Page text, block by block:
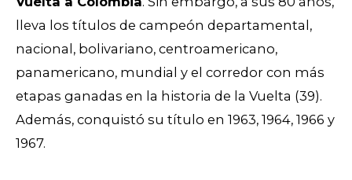
lleva los títulos de campeón departamental,
nacional, bolivariano, centroamericano,
panamericano, mundial y el corredor con más
etapas ganadas en la historia de la Vuelta (39).
Además, conquistó su título en 1963, 1964, 1966 y
1967.